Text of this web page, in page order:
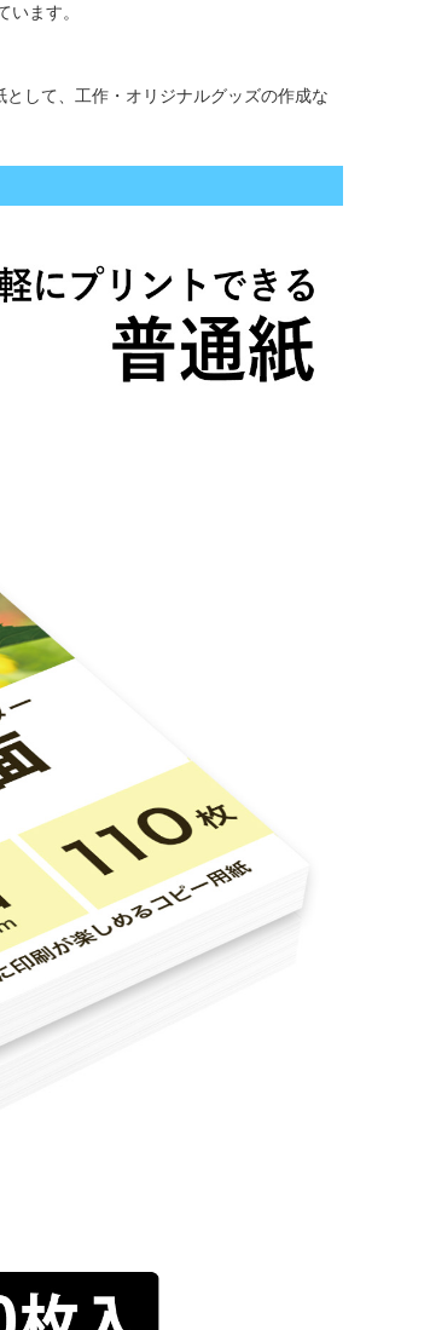
ます。
して、工作・オリジナルグッズの作成な